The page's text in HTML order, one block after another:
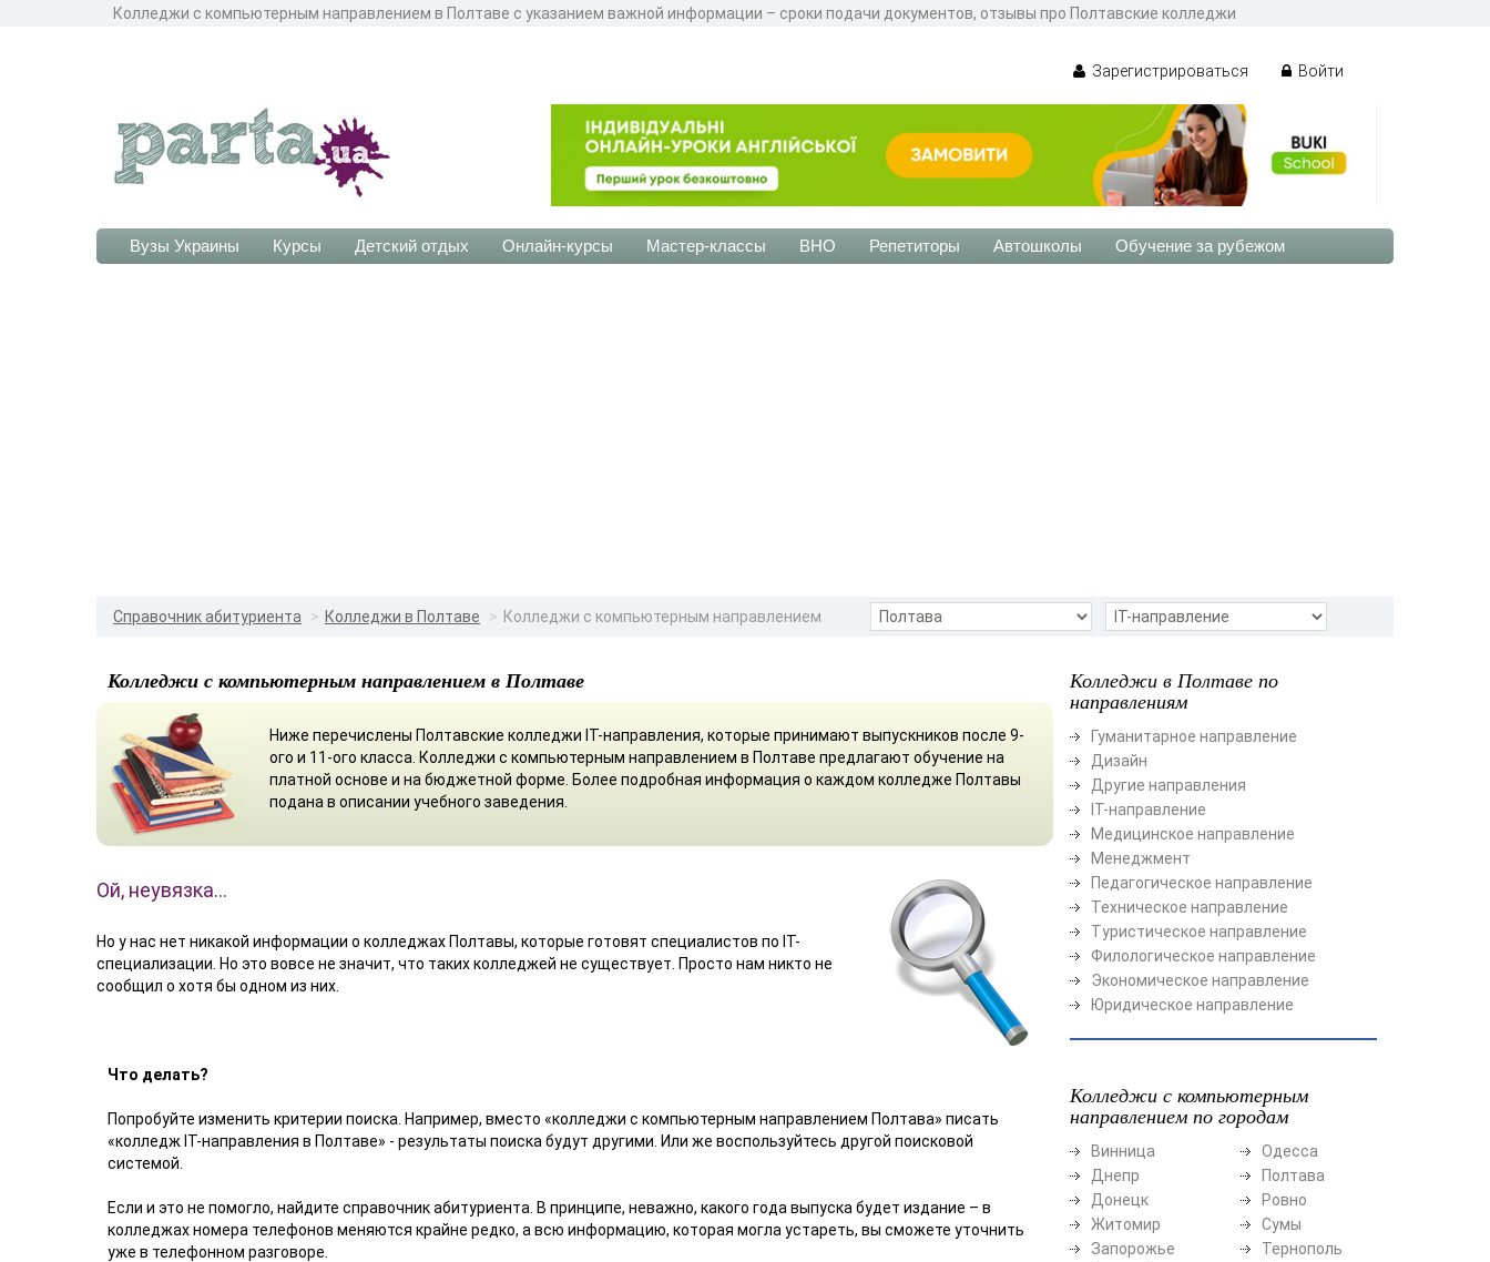
Колледжи с компьютерным направлением в Полтаве с указанием важной информации – сроки подачи документов, отзывы про Полтавские колледжи
Зарегистрироваться Войти
Вузы Украины Курсы Детский отдых Онлайн-курсы Мастер-классы ВНО Репетиторы Автошколы Обучение за рубежом
Справочник абитуриента Колледжи в Полтаве Колледжи с компьютерным направлением
Колледжи с компьютерным направлением в Полтаве
Ниже перечислены Полтавские колледжи ІТ-направления, которые принимают выпускников после 9-
ого и 11-ого класса. Колледжи с компьютерным направлением в Полтаве предлагают обучение на
платной основе и на бюджетной форме. Более подробная информация о каждом колледже Полтавы
подана в описании учебного заведения.
Ой, неувязка…
Но у нас нет никакой информации о колледжах Полтавы, которые готовят специалистов по IT-
специализации. Но это вовсе не значит, что таких колледжей не существует. Просто нам никто не
сообщил о хотя бы одном из них.
Что делать?
Попробуйте изменить критерии поиска. Например, вместо «колледжи с компьютерным направлением Полтава» писать
«колледж ІТ-направления в Полтаве» - результаты поиска будут другими. Или же воспользуйтесь другой поисковой
системой.
Если и это не помогло, найдите справочник абитуриента. В принципе, неважно, какого года выпуска будет издание – в
колледжах номера телефонов меняются крайне редко, а всю информацию, которая могла устареть, вы сможете уточнить
уже в телефонном разговоре.
Колледжи в Полтаве по
направлениям
Гуманитарное направление
Дизайн
Другие направления
ІТ-направление
Медицинское направление
Менеджмент
Педагогическое направление
Техническое направление
Туристическое направление
Филологическое направление
Экономическое направление
Юридическое направление
Колледжи с компьютерным
направлением по городам
Винница
Днепр
Донецк
Житомир
Запорожье
Одесса
Полтава
Ровно
Сумы
Тернополь